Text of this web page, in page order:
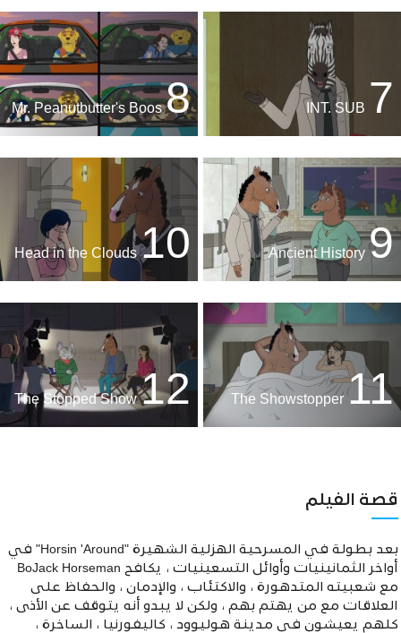
7
8
Mr. Peanutbutter's Boos
9
10
Head in the Clouds
11
12
The Stopped Show
قصة الفيلم
بعد بطولة في المسرحية الهزلية الشهيرة "Horsin 'Around" في
أواخر الثمانينيات وأوائل التسعينيات ، يكافح BoJack Horseman
مع شعبيته المتدهورة ، والاكتئاب ، والإدمان ، والحفاظ على
العلاقات مع من يهتم بهم ، ولكن لا يبدو أنه يتوقف عن الأذى ،
كلهم يعيشون في مدينة هوليوود ، كاليفورنيا ، الساخرة ،